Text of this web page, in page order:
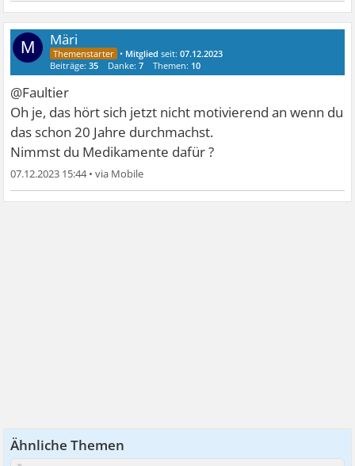
M Märi
• Mitglied seit:07.12.2023
Beiträge:35 Danke:7 Themen: 10
@Faultier
Oh je, das hört sich jetzt nicht motivierend an wenn du
das schon 20 Jahre durchmachst.
Nimmst du Medikamente dafür ?
07.12.2023 15:44•
Ähnliche Themen